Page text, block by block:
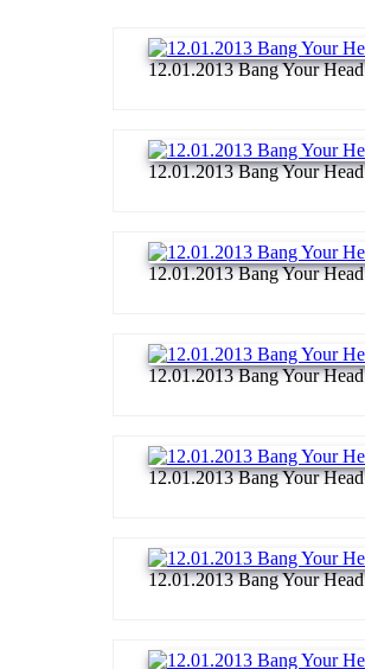
12.01.2013 Bang Your Head
12.01.2013 Bang Your Head
12.01.2013 Bang Your Head
12.01.2013 Bang Your Head
12.01.2013 Bang Your Head
12.01.2013 Bang Your Head